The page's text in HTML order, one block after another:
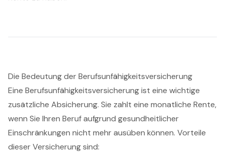
Die Bedeutung der Berufsunfähigkeitsversicherung
Eine Berufsunfähigkeitsversicherung ist eine wichtige
zusätzliche Absicherung. Sie zahlt eine monatliche Rente,
wenn Sie Ihren Beruf aufgrund gesundheitlicher
Einschränkungen nicht mehr ausüben können. Vorteile
dieser Versicherung sind: